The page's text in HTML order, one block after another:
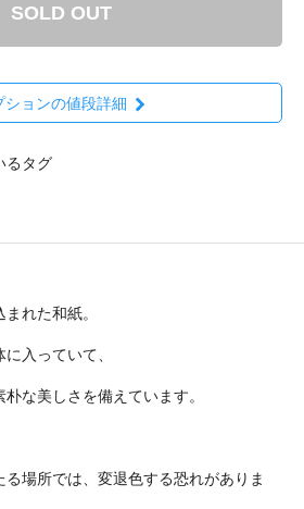
SOLD OUT
ションの値段詳細
るタグ
れた和紙。
入っていて、
な美しさを備えています。
場所では、変退色する恐れがありま